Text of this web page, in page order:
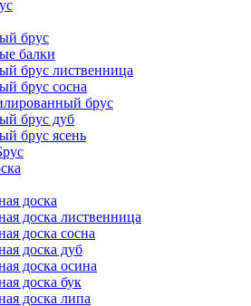
брус
балки
брус лиственница
брус сосна
брус
брус дуб
брус ясень
доска
доска лиственница
доска сосна
доска дуб
доска осина
доска бук
доска липа